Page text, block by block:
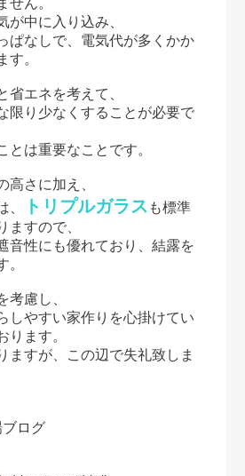
せん。
が中に入り込み、
ぱなしで、電気代が多くかか
す。
省エネを考えて、
限り少なくすることが必要で
とは重要なことです。
高さに加え、
、
トリプルガラス も標準
ますので、
音性にも優れており、結露を
。
考慮し、
しやすい家作りを心掛けてい
ります。
ますが、この辺で失礼致しま
ログ